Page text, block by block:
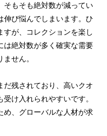
そもそも絶対数が減ってい
伸び悩んでしまいます。ひ
すが、コレクションを楽し
は絶対数が多く確実な需要
せん。
だ残されており、高いクオ
け入れられやすいです。
め、グローバルな人材が求